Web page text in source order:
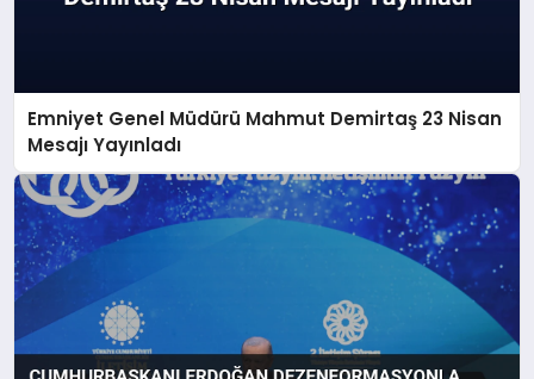
Emniyet Genel Müdürü Mahmut Demirtaş 23 Nisan
Mesajı Yayınladı